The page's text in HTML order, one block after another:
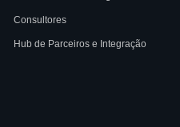
Consultores
Hub de Parceiros e Integração